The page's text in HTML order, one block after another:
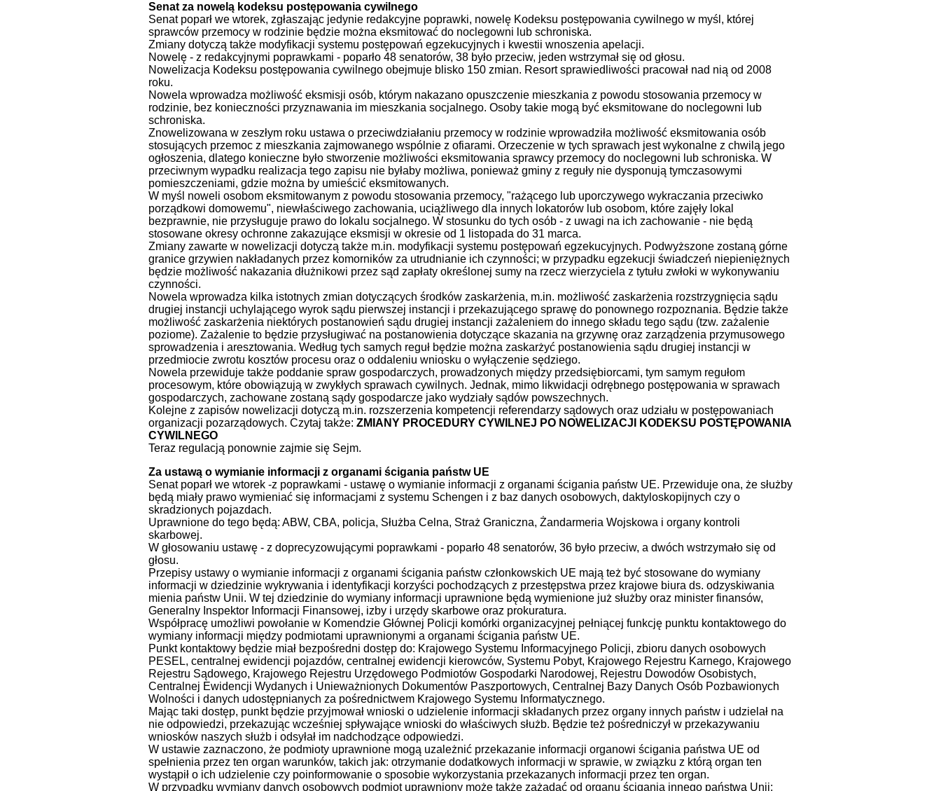
Senat za nowelą kodeksu postępowania cywilnego
Senat poparł we wtorek, zgłaszając jedynie redakcyjne poprawki, nowelę Kodeksu postępowania cywilnego w myśl, której
sprawców przemocy w rodzinie będzie można eksmitować do noclegowni lub schroniska.
Zmiany dotyczą także modyfikacji systemu postępowań egzekucyjnych i kwestii wnoszenia apelacji.
Nowelę - z redakcyjnymi poprawkami - poparło 48 senatorów, 38 było przeciw, jeden wstrzymał się od głosu.
Nowelizacja Kodeksu postępowania cywilnego obejmuje blisko 150 zmian. Resort sprawiedliwości pracował nad nią od 2008
roku.
Nowela wprowadza możliwość eksmisji osób, którym nakazano opuszczenie mieszkania z powodu stosowania przemocy w
rodzinie, bez konieczności przyznawania im mieszkania socjalnego. Osoby takie mogą być eksmitowane do noclegowni lub
schroniska.
Znowelizowana w zeszłym roku ustawa o przeciwdziałaniu przemocy w rodzinie wprowadziła możliwość eksmitowania osób
stosujących przemoc z mieszkania zajmowanego wspólnie z ofiarami. Orzeczenie w tych sprawach jest wykonalne z chwilą jego
ogłoszenia, dlatego konieczne było stworzenie możliwości eksmitowania sprawcy przemocy do noclegowni lub schroniska. W
przeciwnym wypadku realizacja tego zapisu nie byłaby możliwa, ponieważ gminy z reguły nie dysponują tymczasowymi
pomieszczeniami, gdzie można by umieścić eksmitowanych.
W myśl noweli osobom eksmitowanym z powodu stosowania przemocy, "rażącego lub uporczywego wykraczania przeciwko
porządkowi domowemu", niewłaściwego zachowania, uciążliwego dla innych lokatorów lub osobom, które zajęły lokal
bezprawnie, nie przysługuje prawo do lokalu socjalnego. W stosunku do tych osób - z uwagi na ich zachowanie - nie będą
stosowane okresy ochronne zakazujące eksmisji w okresie od 1 listopada do 31 marca.
Zmiany zawarte w nowelizacji dotyczą także m.in. modyfikacji systemu postępowań egzekucyjnych. Podwyższone zostaną górne
granice grzywien nakładanych przez komorników za utrudnianie ich czynności; w przypadku egzekucji świadczeń niepieniężnych
będzie możliwość nakazania dłużnikowi przez sąd zapłaty określonej sumy na rzecz wierzyciela z tytułu zwłoki w wykonywaniu
czynności.
Nowela wprowadza kilka istotnych zmian dotyczących środków zaskarżenia, m.in. możliwość zaskarżenia rozstrzygnięcia sądu
drugiej instancji uchylającego wyrok sądu pierwszej instancji i przekazującego sprawę do ponownego rozpoznania. Będzie także
możliwość zaskarżenia niektórych postanowień sądu drugiej instancji zażaleniem do innego składu tego sądu (tzw. zażalenie
poziome). Zażalenie to będzie przysługiwać na postanowienia dotyczące skazania na grzywnę oraz zarządzenia przymusowego
sprowadzenia i aresztowania. Według tych samych reguł będzie można zaskarżyć postanowienia sądu drugiej instancji w
przedmiocie zwrotu kosztów procesu oraz o oddaleniu wniosku o wyłączenie sędziego.
Nowela przewiduje także poddanie spraw gospodarczych, prowadzonych między przedsiębiorcami, tym samym regułom
procesowym, które obowiązują w zwykłych sprawach cywilnych. Jednak, mimo likwidacji odrębnego postępowania w sprawach
gospodarczych, zachowane zostaną sądy gospodarcze jako wydziały sądów powszechnych.
Kolejne z zapisów nowelizacji dotyczą m.in. rozszerzenia kompetencji referendarzy sądowych oraz udziału w postępowaniach
organizacji pozarządowych. Czytaj także: ZMIANY PROCEDURY CYWILNEJ PO NOWELIZACJI KODEKSU POSTĘPOWANIA
CYWILNEGO
Teraz regulacją ponownie zajmie się Sejm.
Za ustawą o wymianie informacji z organami ścigania państw UE
Senat poparł we wtorek -z poprawkami - ustawę o wymianie informacji z organami ścigania państw UE. Przewiduje ona, że służby
będą miały prawo wymieniać się informacjami z systemu Schengen i z baz danych osobowych, daktyloskopijnych czy o
skradzionych pojazdach.
Uprawnione do tego będą: ABW, CBA, policja, Służba Celna, Straż Graniczna, Żandarmeria Wojskowa i organy kontroli
skarbowej.
W głosowaniu ustawę - z doprecyzowującymi poprawkami - poparło 48 senatorów, 36 było przeciw, a dwóch wstrzymało się od
głosu.
Przepisy ustawy o wymianie informacji z organami ścigania państw członkowskich UE mają też być stosowane do wymiany
informacji w dziedzinie wykrywania i identyfikacji korzyści pochodzących z przestępstwa przez krajowe biura ds. odzyskiwania
mienia państw Unii. W tej dziedzinie do wymiany informacji uprawnione będą wymienione już służby oraz minister finansów,
Generalny Inspektor Informacji Finansowej, izby i urzędy skarbowe oraz prokuratura.
Współpracę umożliwi powołanie w Komendzie Głównej Policji komórki organizacyjnej pełniącej funkcję punktu kontaktowego do
wymiany informacji między podmiotami uprawnionymi a organami ścigania państw UE.
Punkt kontaktowy będzie miał bezpośredni dostęp do: Krajowego Systemu Informacyjnego Policji, zbioru danych osobowych
PESEL, centralnej ewidencji pojazdów, centralnej ewidencji kierowców, Systemu Pobyt, Krajowego Rejestru Karnego, Krajowego
Rejestru Sądowego, Krajowego Rejestru Urzędowego Podmiotów Gospodarki Narodowej, Rejestru Dowodów Osobistych,
Centralnej Ewidencji Wydanych i Unieważnionych Dokumentów Paszportowych, Centralnej Bazy Danych Osób Pozbawionych
Wolności i danych udostępnianych za pośrednictwem Krajowego Systemu Informatycznego.
Mając taki dostęp, punkt będzie przyjmował wnioski o udzielenie informacji składanych przez organy innych państw i udzielał na
nie odpowiedzi, przekazując wcześniej spływające wnioski do właściwych służb. Będzie też pośredniczył w przekazywaniu
wniosków naszych służb i odsyłał im nadchodzące odpowiedzi.
W ustawie zaznaczono, że podmioty uprawnione mogą uzależnić przekazanie informacji organowi ścigania państwa UE od
spełnienia przez ten organ warunków, takich jak: otrzymanie dodatkowych informacji w sprawie, w związku z którą organ ten
wystąpił o ich udzielenie czy poinformowanie o sposobie wykorzystania przekazanych informacji przez ten organ.
W przypadku wymiany danych osobowych podmiot uprawniony może także zażądać od organu ścigania innego państwa Unii: